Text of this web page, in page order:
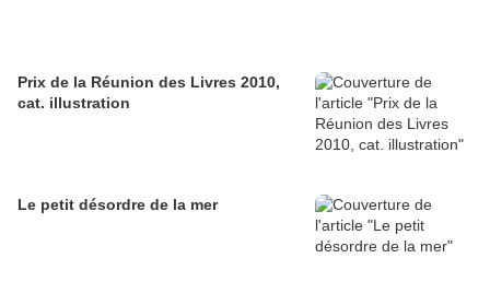
Prix de la Réunion des Livres 2010,
cat. illustration
Le petit désordre de la mer